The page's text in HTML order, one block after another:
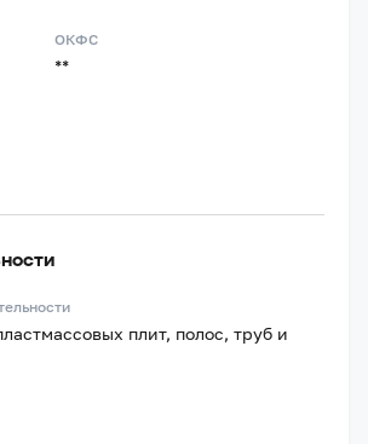
ОКФС
**
плит, полос, труб и